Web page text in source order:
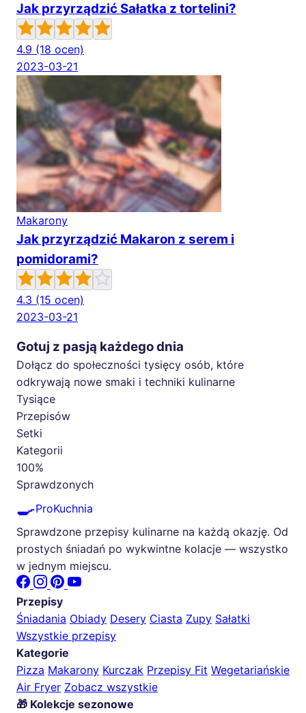
Jak przyrządzić Sałatka z tortelini?
4.9 (18 ocen)
2023-03-21
Makarony
Jak przyrządzić Makaron z serem i
pomidorami?
4.3 (15 ocen)
2023-03-21
Gotuj z pasją każdego dnia
Dołącz do społeczności tysięcy osób, które
odkrywają nowe smaki i techniki kulinarne
Tysiące
Przepisów
Setki
Kategorii
100%
Sprawdzonych
🍳ProKuchnia
Sprawdzone przepisy kulinarne na każdą okazję. Od
prostych śniadań po wykwintne kolacje — wszystko
w jednym miejscu.
Przepisy
Śniadania Obiady Desery Ciasta Zupy Sałatki
Wszystkie przepisy
Kategorie
Pizza Makarony Kurczak Przepisy Fit Wegetariańskie
Air Fryer Zobacz wszystkie
🎁 Kolekcje sezonowe